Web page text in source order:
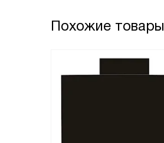
Похожие товары